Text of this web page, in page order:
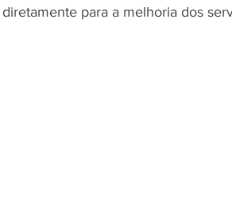
para a melhoria dos